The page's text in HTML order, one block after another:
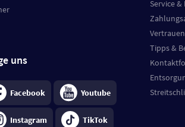
uns
Facebook Youtube
Instagram TikTok
Service &
Tipps &